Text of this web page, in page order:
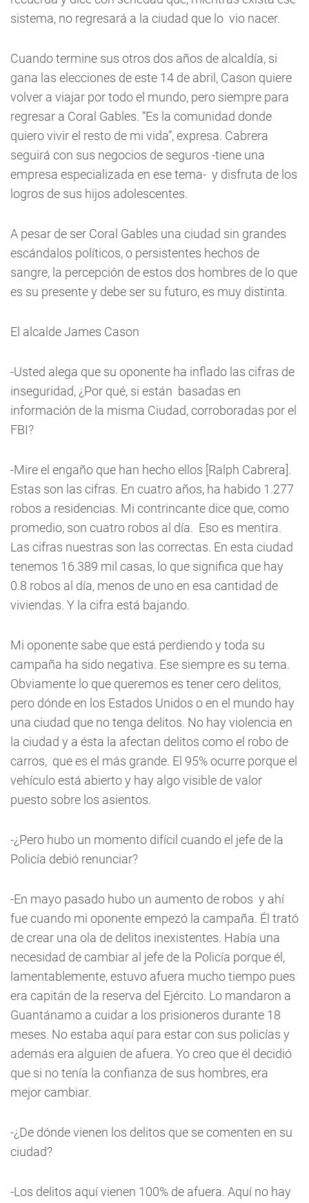
sistema, no regresará a la ciudad que lo vio nacer.
Cuando termine sus otros dos años de alcaldía, si
gana las elecciones de este 14 de abril, Cason quiere
volver a viajar por todo el mundo, pero siempre para
regresar a Coral Gables. “Es la comunidad donde
quiero vivir el resto de mi vida”, expresa. Cabrera
seguirá con sus negocios de seguros -tiene una
empresa especializada en ese tema- y disfruta de los
logros de sus hijos adolescentes.
A pesar de ser Coral Gables una ciudad sin grandes
escándalos políticos, o persistentes hechos de
sangre, la percepción de estos dos hombres de lo que
es su presente y debe ser su futuro, es muy distinta.
El alcalde James Cason
-Usted alega que su oponente ha inflado las cifras de
inseguridad, ¿Por qué, si están basadas en
información de la misma Ciudad, corroboradas por el
FBI?
-Mire el engaño que han hecho ellos [Ralph Cabrera].
Estas son las cifras. En cuatro años, ha habido 1.277
robos a residencias. Mi contrincante dice que, como
promedio, son cuatro robos al día. Eso es mentira.
Las cifras nuestras son las correctas. En esta ciudad
tenemos 16.389 mil casas, lo que significa que hay
0.8 robos al día, menos de uno en esa cantidad de
viviendas. Y la cifra está bajando.
Mi oponente sabe que está perdiendo y toda su
campaña ha sido negativa. Ese siempre es su tema.
Obviamente lo que queremos es tener cero delitos,
pero dónde en los Estados Unidos o en el mundo hay
una ciudad que no tenga delitos. No hay violencia en
la ciudad y a ésta la afectan delitos como el robo de
carros, que es el más grande. El 95% ocurre porque el
vehículo está abierto y hay algo visible de valor
puesto sobre los asientos.
-¿Pero hubo un momento difícil cuando el jefe de la
Policía debió renunciar?
-En mayo pasado hubo un aumento de robos y ahí
fue cuando mi oponente empezó la campaña. Él trató
de crear una ola de delitos inexistentes. Había una
necesidad de cambiar al jefe de la Policía porque él,
lamentablemente, estuvo afuera mucho tiempo pues
era capitán de la reserva del Ejército. Lo mandaron a
Guantánamo a cuidar a los prisioneros durante 18
meses. No estaba aquí para estar con sus policías y
además era alguien de afuera. Yo creo que él decidió
que si no tenía la confianza de sus hombres, era
mejor cambiar.
-¿De dónde vienen los delitos que se comenten en su
ciudad?
-Los delitos aquí vienen 100% de afuera. Aquí no hay